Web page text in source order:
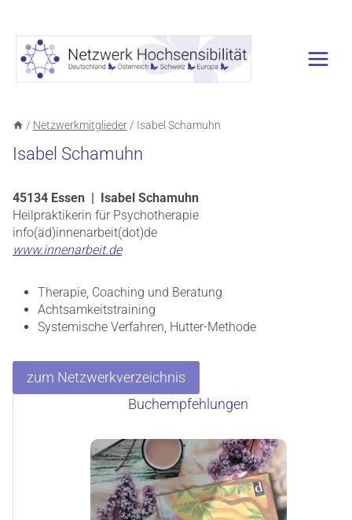
springen
/ Netzwerkmitglieder / Isabel Schamuhn
Isabel Schamuhn
45134 Essen | Isabel Schamuhn
Heilpraktikerin für Psychotherapie
info(äd)innenarbeit(dot)de
www.innenarbeit.de
Therapie, Coaching und Beratung
Achtsamkeitstraining
Systemische Verfahren, Hutter-Methode
zum Netzwerkverzeichnis
Buchempfehlungen